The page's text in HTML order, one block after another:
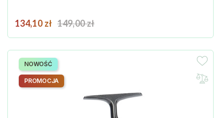
Cena
134,10 zł Cena podstawowa
149,00 zł
NOWOŚĆ
PROMOCJA